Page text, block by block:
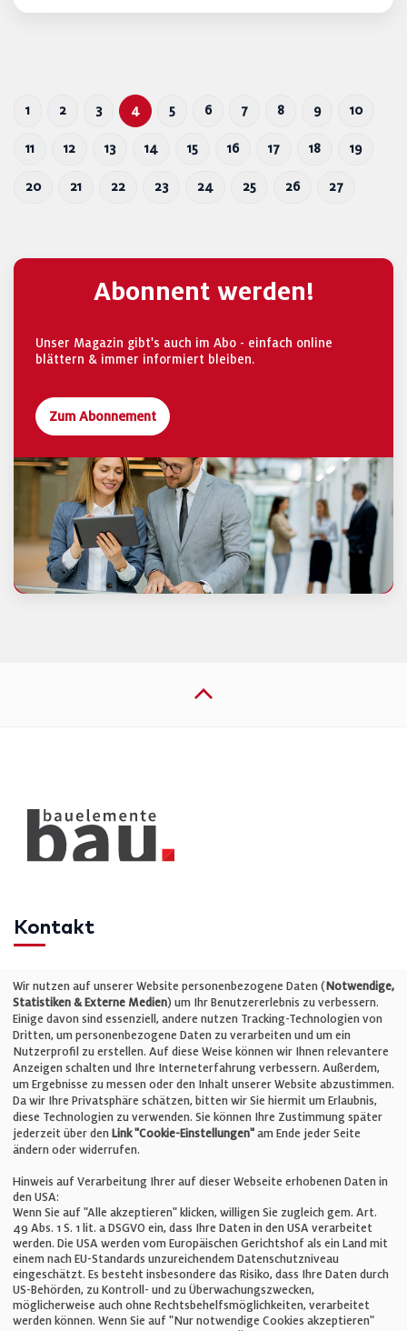
1 2 3 4 5 6 7 8 9 10
11 12 13 14 15 16 17 18 19
20 21 22 23 24 25 26 27
Abonnent werden!
Unser Magazin gibt's auch im Abo - einfach online
blättern & immer informiert bleiben.
Zum Abonnement
Kontakt
Telefon: +49 (0)711 2585563-0
E-Mail:info@bauelemente-bau.eu
Unternehmen
Impressum
Cookie-Einstellungen
AGB
Wir nutzen auf unserer Website personenbezogene Daten (Notwendige,
Statistiken & Externe Medien) um Ihr Benutzererlebnis zu verbessern.
Einige davon sind essenziell, andere nutzen Tracking-Technologien von
Dritten, um personenbezogene Daten zu verarbeiten und um ein
Nutzerprofil zu erstellen. Auf diese Weise können wir Ihnen relevantere
Anzeigen schalten und Ihre Interneterfahrung verbessern. Außerdem,
um Ergebnisse zu messen oder den Inhalt unserer Website abzustimmen.
Da wir Ihre Privatsphäre schätzen, bitten wir Sie hiermit um Erlaubnis,
diese Technologien zu verwenden. Sie können Ihre Zustimmung später
jederzeit über den Link "Cookie-Einstellungen" am Ende jeder Seite
ändern oder widerrufen.
Hinweis auf Verarbeitung Ihrer auf dieser Webseite erhobenen Daten in
den USA:
Wenn Sie auf "Alle akzeptieren" klicken, willigen Sie zugleich gem. Art.
49 Abs. 1 S. 1 lit. a DSGVO ein, dass Ihre Daten in den USA verarbeitet
werden. Die USA werden vom Europäischen Gerichtshof als ein Land mit
einem nach EU-Standards unzureichendem Datenschutzniveau
eingeschätzt. Es besteht insbesondere das Risiko, dass Ihre Daten durch
US-Behörden, zu Kontroll- und zu Überwachungszwecken,
möglicherweise auch ohne Rechtsbehelfsmöglichkeiten, verarbeitet
werden können. Wenn Sie auf "Nur notwendige Cookies akzeptieren"